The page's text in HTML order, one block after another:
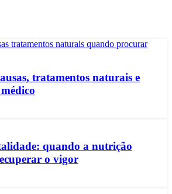
tratamentos naturais e
quando a nutrição
o vigor